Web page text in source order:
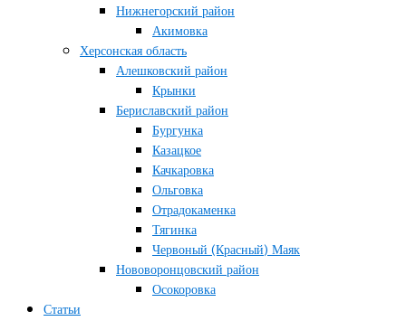
Нижнегорский район
Акимовка
Херсонская область
Алешковский район
Крынки
Бериславский район
Бургунка
Казацкое
Качкаровка
Ольговка
Отрадокаменка
Тягинка
Червоный (Красный) Маяк
Нововоронцовский район
Осокоровка
Статьи